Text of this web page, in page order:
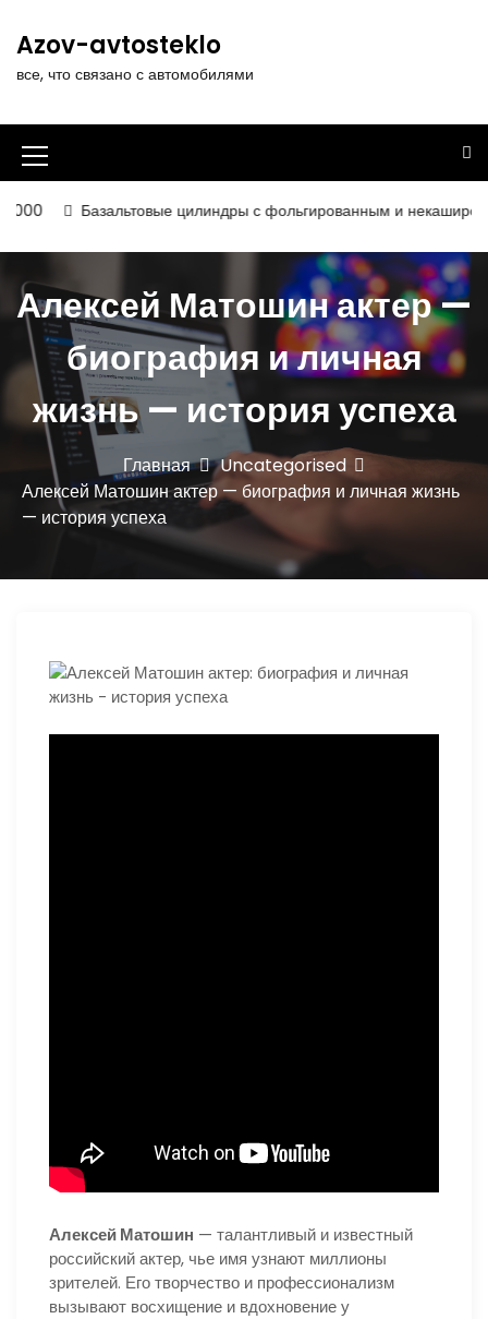
т
к
д
м
Azov-avtosteklo
все, что связано с автомобилями
И
к
о
н
к
а
м
е
ю
цилиндры с фольгированным и некашированным
Алексей Матошин актер —
биография и личная
жизнь — история успеха
Главная
Uncategorised
Алексей Матошин актер — биография и личная жизнь
— история успеха
Алексей Матошин — талантливый и известный
российский актер, чье имя узнают миллионы
зрителей. Его творчество и профессионализм
вызывают восхищение и вдохновение у